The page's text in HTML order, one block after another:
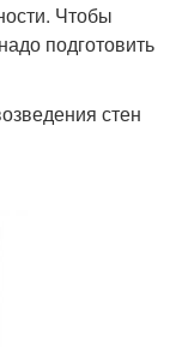
Чтобы
подготовить
стен